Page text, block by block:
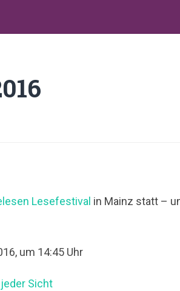
Lesefestival in Mainz statt –
um 14:45 Uhr
jeder Sicht